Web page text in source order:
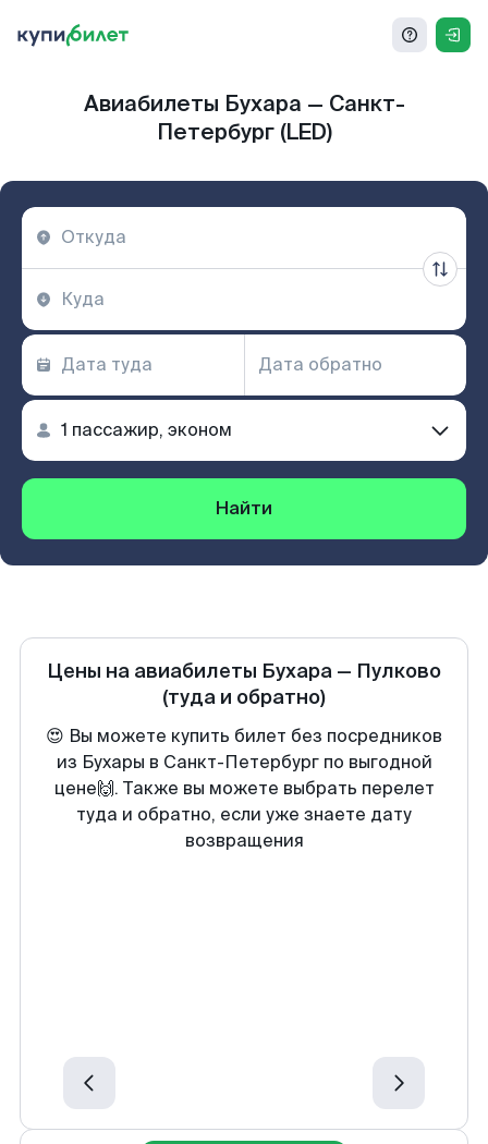
Авиабилеты Бухара — Санкт-
Петербург (LED)
Найти
Цены на авиабилеты Бухара — Пулково
(туда и обратно)
😍 Вы можете купить билет без посредников
из Бухары в Санкт-Петербург по выгодной
цене🙌. Также вы можете выбрать перелет
туда и обратно, если уже знаете дату
возвращения